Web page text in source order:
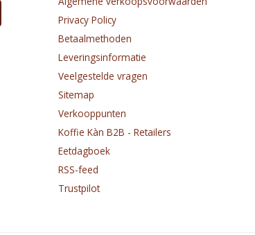
Privacy Policy
Betaalmethoden
Leveringsinformatie
Veelgestelde vragen
Sitemap
Verkooppunten
Koffie Kàn B2B - Retailers
Eetdagboek
RSS-feed
Trustpilot